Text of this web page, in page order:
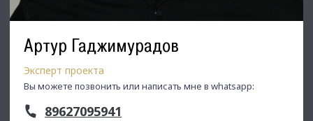
Артур Гаджимурадов
Эксперт проекта
Вы можете позвонить или написать мне в whatsapp:
89627095941